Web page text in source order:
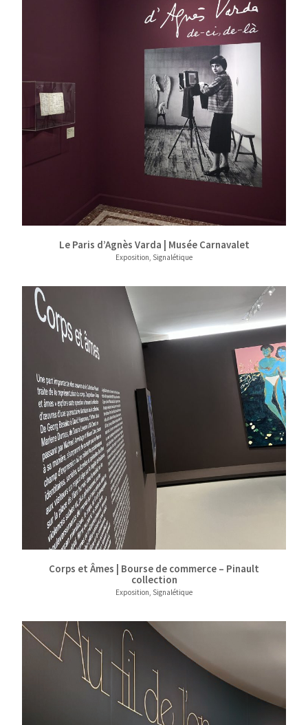
Le Paris d’Agnès Varda | Musée Carnavalet
Exposition, Signalétique
Corps et Âmes | Bourse de commerce – Pinault
collection
Exposition, Signalétique